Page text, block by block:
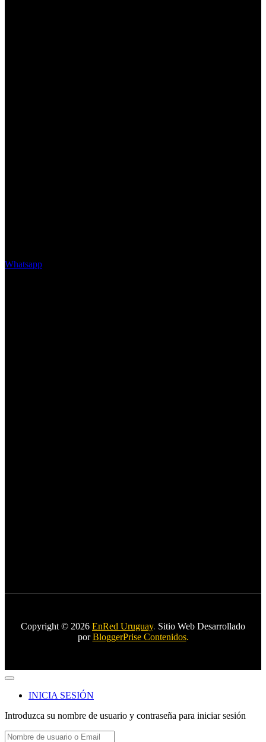
Whatsapp
Copyright © 2026 EnRed Uruguay. Sitio Web Desarrollado
por BloggerPrise Contenidos.
INICIA SESIÓN
Introduzca su nombre de usuario y contraseña para iniciar sesión